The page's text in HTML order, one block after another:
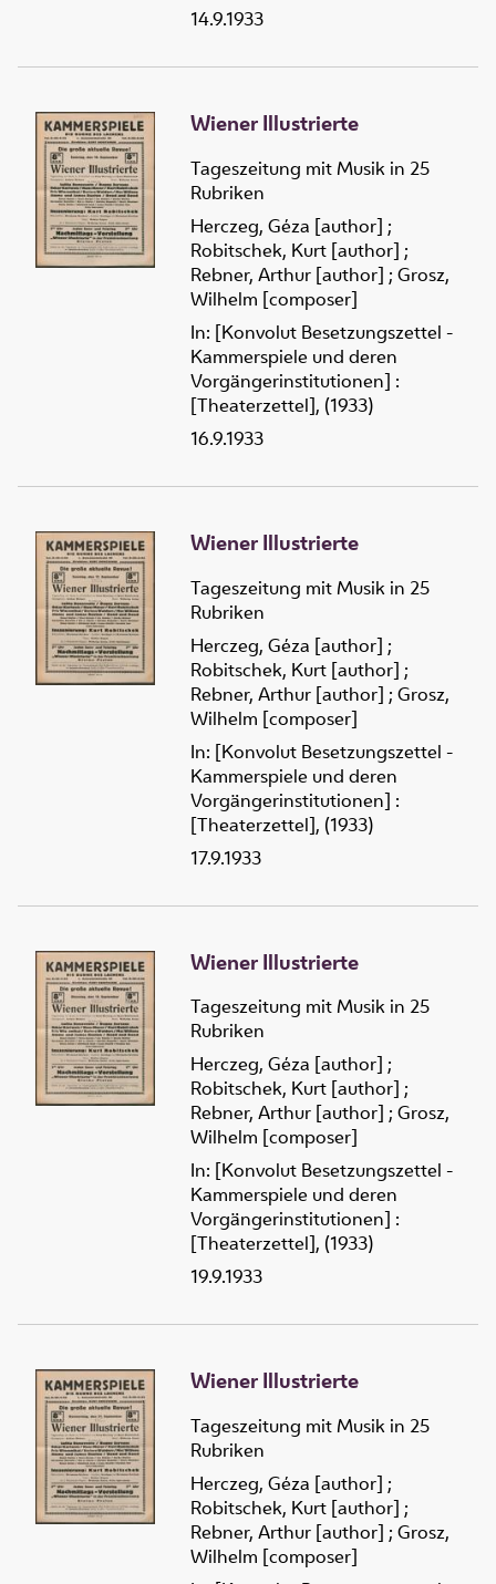
14.9.1933
Wiener Illustrierte
Tageszeitung mit Musik in 25
Rubriken
Herczeg, Géza [author] ;
Robitschek, Kurt [author] ;
Rebner, Arthur [author] ; Grosz,
Wilhelm [composer]
In: [Konvolut Besetzungszettel -
Kammerspiele und deren
Vorgängerinstitutionen] :
[Theaterzettel], (1933)
16.9.1933
Wiener Illustrierte
Tageszeitung mit Musik in 25
Rubriken
Herczeg, Géza [author] ;
Robitschek, Kurt [author] ;
Rebner, Arthur [author] ; Grosz,
Wilhelm [composer]
In: [Konvolut Besetzungszettel -
Kammerspiele und deren
Vorgängerinstitutionen] :
[Theaterzettel], (1933)
17.9.1933
Wiener Illustrierte
Tageszeitung mit Musik in 25
Rubriken
Herczeg, Géza [author] ;
Robitschek, Kurt [author] ;
Rebner, Arthur [author] ; Grosz,
Wilhelm [composer]
In: [Konvolut Besetzungszettel -
Kammerspiele und deren
Vorgängerinstitutionen] :
[Theaterzettel], (1933)
19.9.1933
Wiener Illustrierte
Tageszeitung mit Musik in 25
Rubriken
Herczeg, Géza [author] ;
Robitschek, Kurt [author] ;
Rebner, Arthur [author] ; Grosz,
Wilhelm [composer]